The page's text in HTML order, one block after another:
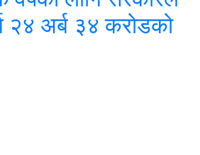
२४ अर्ब ३४ करोडको